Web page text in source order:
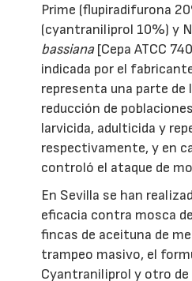
Prime (flupiradifurona
(cyantraniliprol 10%) y
bassiana [Cepa ATCC
indicada por el
representa una parte de
reducción de
larvicida, adulticida y
respectivamente, y en
controló el ataque de
En Sevilla se han
eficacia contra mosca
fincas de aceituna de
trampeo masivo, el
Cyantraniliprol y otro de